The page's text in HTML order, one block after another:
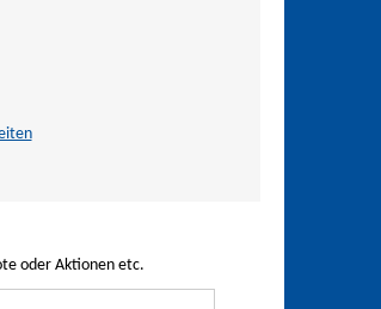
oder Aktionen etc.